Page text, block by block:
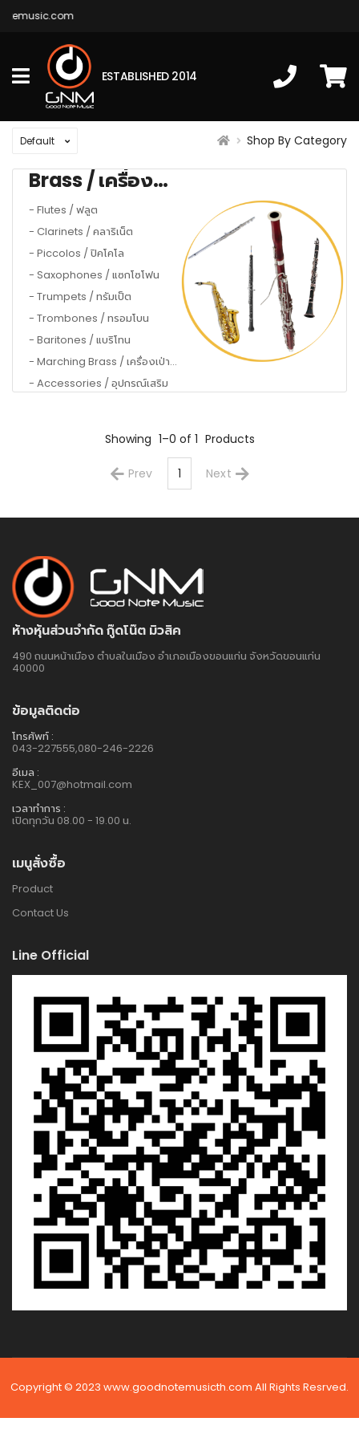
ESTABLISHED 2014
Shop By Category
Brass / เครื่องทองเหลือง
- Flutes / ฟลูต
- Clarinets / คลาริเน็ต
- Piccolos / ปิคโคโล
- Saxophones / แซกโซโฟน
- Trumpets / ทรัมเป็ต
- Trombones / ทรอมโบน
- Baritones / แบริโทน
- Marching Brass / เครื่องเป่ามาร์ชชิ่ง
- Accessories / อุปกรณ์เสริม
Showing 1–0 of 1 Products
Prev 1 Next
ห้างหุ้นส่วนจำกัด กู๊ดโน๊ต มิวสิค
490 ถนนหน้าเมือง ตำบลในเมือง อำเภอเมืองขอนแก่น จังหวัดขอนแก่น
40000
ข้อมูลติดต่อ
โทรศัพท์ :
043-227555,080-246-2226
อีเมล :
KEX_007@hotmail.com
เวลาทำการ :
เปิดทุกวัน 08.00 - 19.00 น.
เมนูสั่งซื้อ
Product
Contact Us
Line Official
Copyright © 2023 www.goodnotemusicth.com All Rights Resrved.